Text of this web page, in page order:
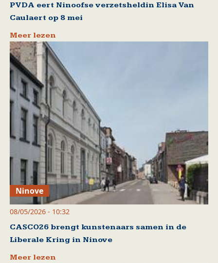
PVDA eert Ninoofse verzetsheldin Elisa Van
Caulaert op 8 mei
Meer lezen
Ninove
08/05/2026 - 10:32
CASCO26 brengt kunstenaars samen in de
Liberale Kring in Ninove
Meer lezen